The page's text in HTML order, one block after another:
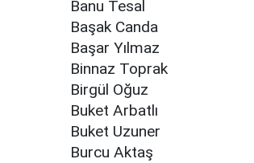
Banu Tesal
Başak Canda
Başar Yılmaz
Binnaz Toprak
Birgül Oğuz
Buket Arbatlı
Buket Uzuner
Burcu Aktaş